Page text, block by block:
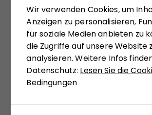
systemtheoretisch inspiriert, zu
Sichtweisen anregen zu lassen.
Schulze-Böing schreibt in
von einem "kühnem Entwurf eines
gesellschaftstheoretisch
zu einem neuen Verständnis des
Extremismus." Sein Fazit versöhnt
Wir verwenden Cookies, um
Anzeigen zu personalisieren,
für soziale Medien anbieten zu
die Zugriffe auf unsere Website
analysieren. Weitere Infos
Datenschutz: Lesen Sie die
Bedingungen